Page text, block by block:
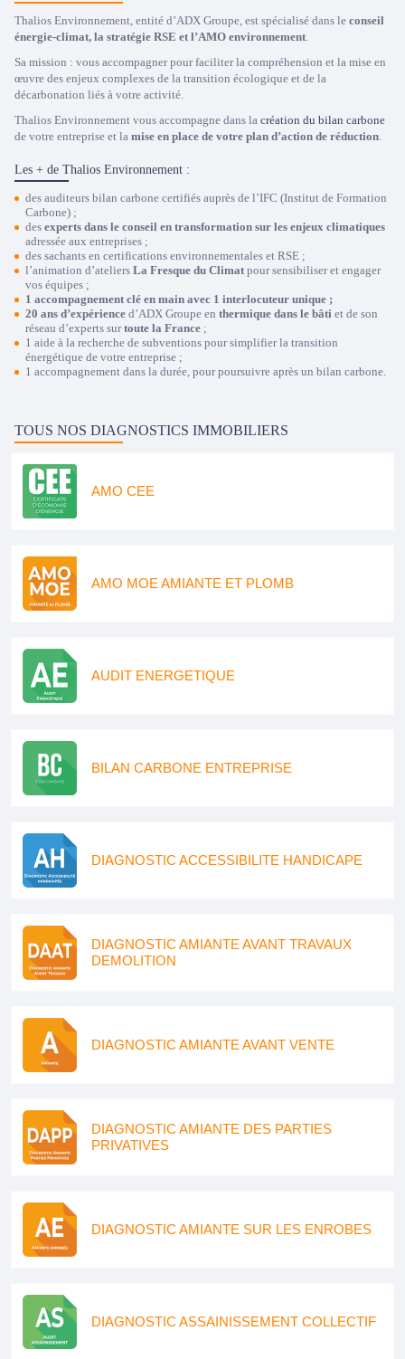
Thalios Environnement, entité d’ADX Groupe, est spécialisé dans le conseil
énergie-climat, la stratégie RSE et l’AMO environnement.
Sa mission : vous accompagner pour faciliter la compréhension et la mise en
œuvre des enjeux complexes de la transition écologique et de la
décarbonation liés à votre activité.
Thalios Environnement vous accompagne dans la création du bilan carbone
de votre entreprise et la mise en place de votre plan d’action de réduction.
Les + de Thalios Environnement :
des auditeurs bilan carbone certifiés auprès de l’IFC (Institut de Formation
Carbone) ;
des experts dans le conseil en transformation sur les enjeux climatiques
adressée aux entreprises ;
des sachants en certifications environnementales et RSE ;
l’animation d’ateliers La Fresque du Climat pour sensibiliser et engager
vos équipes ;
1 accompagnement clé en main avec 1 interlocuteur unique ;
20 ans d’expérience d’ADX Groupe en thermique dans le bâti et de son
réseau d’experts surtoute la France ;
1 aide à la recherche de subventions pour simplifier la transition
énergétique de votre entreprise ;
1 accompagnement dans la durée, pour poursuivre après un bilan carbone.
TOUS NOS DIAGNOSTICS IMMOBILIERS
AMO CEE
AMO MOE AMIANTE ET PLOMB
AUDIT ENERGETIQUE
BILAN CARBONE ENTREPRISE
DIAGNOSTIC ACCESSIBILITE HANDICAPE
DIAGNOSTIC AMIANTE AVANT TRAVAUX
DEMOLITION
DIAGNOSTIC AMIANTE AVANT VENTE
DIAGNOSTIC AMIANTE DES PARTIES
PRIVATIVES
DIAGNOSTIC AMIANTE SUR LES ENROBES
DIAGNOSTIC ASSAINISSEMENT COLLECTIF